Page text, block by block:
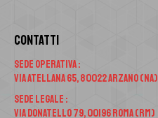
Contatti
Sede Operativa :
Via Atellana 65, 80022 Arzano (NA)
Sede Legale :
Via Donatello 79, 00196 Roma (RM)